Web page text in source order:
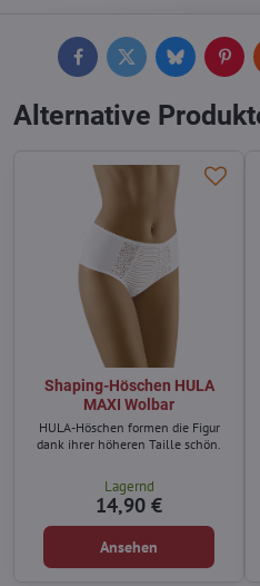
FacebookTwitterBluesky
Alternative
Shaping-Höschen HULA
MAXI Wolbar
HULA-Höschen formen die Figur
dank ihrer höheren Taille schön.
Lagernd
14,90 €
Ansehen